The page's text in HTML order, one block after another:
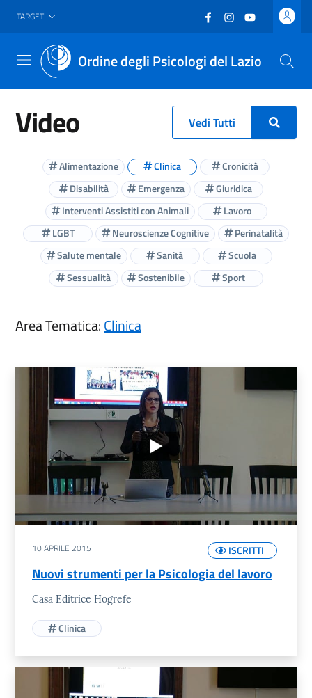
Vai al header
Vai al contenuto principale
Vai al footer
TARGET Facebook
(nuova scheda -
Instagram
(nuova scheda
YouTube
(nuova
Ordine degli Psicologi del Lazio
Menu
Vedi Tutti
Video
Alimentazione Clinica
Cronicità
Disabilità
Emergenza
Giuridica
Interventi Assistiti con Animali
Lavoro
LGBT
Neuroscienze Cognitive
Perinatalità
Salute mentale
Sanità
Scuola
Sessualità
Sostenibile Sport
Area Tematica:Clinica
ISCRITTI
10 APRILE 2015
Nuovi strumenti per la Psicologia del lavoro
Casa Editrice Hogrefe
Clinica